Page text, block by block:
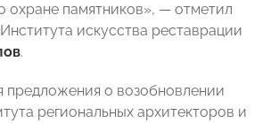
охране памятников», — отметил
искусства реставрации
.
предложения о возобновлении
региональных архитекторов и